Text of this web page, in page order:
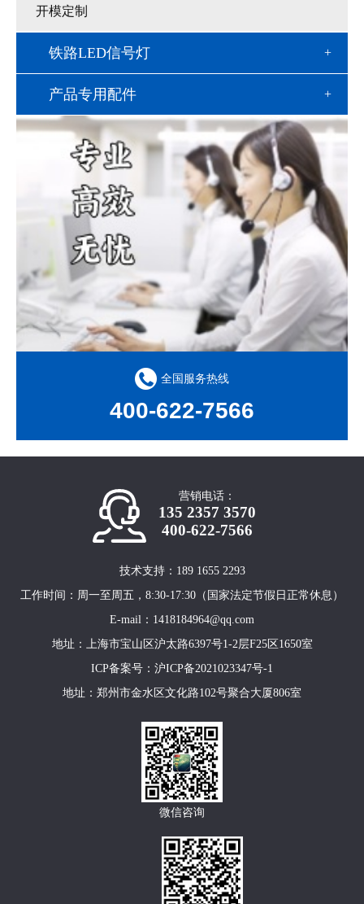
开模定制
铁路LED信号灯
产品专用配件
全国服务热线
400-622-7566
营销电话：
135 2357 3570
400-622-7566
技术支持：189 1655 2293
工作时间：周一至周五，8:30-17:30（国家法定节假日正常休息）
E-mail：1418184964@qq.com
地址：上海市宝山区沪太路6397号1-2层F25区1650室
ICP备案号： 沪ICP备2021023347号-1
地址：郑州市金水区文化路102号聚合大厦806室
微信咨询